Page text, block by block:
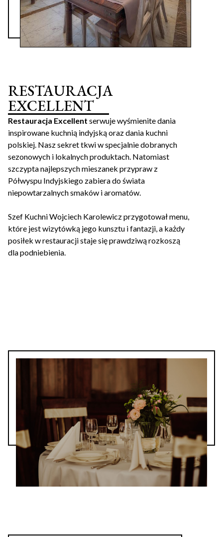
RESTAURACJA
EXCELLENT
Restauracja Excellent serwuje wyśmienite dania
inspirowane kuchnią indyjską oraz dania kuchni
polskiej. Nasz sekret tkwi w specjalnie dobranych
sezonowych i lokalnych produktach. Natomiast
szczypta najlepszych mieszanek przypraw z
Półwyspu Indyjskiego zabiera do świata
niepowtarzalnych smaków i aromatów.
Szef Kuchni Wojciech Karolewicz przygotował menu,
które jest wizytówką jego kunsztu i fantazji, a każdy
posiłek w restauracji staje się prawdziwą rozkoszą
dla podniebienia.